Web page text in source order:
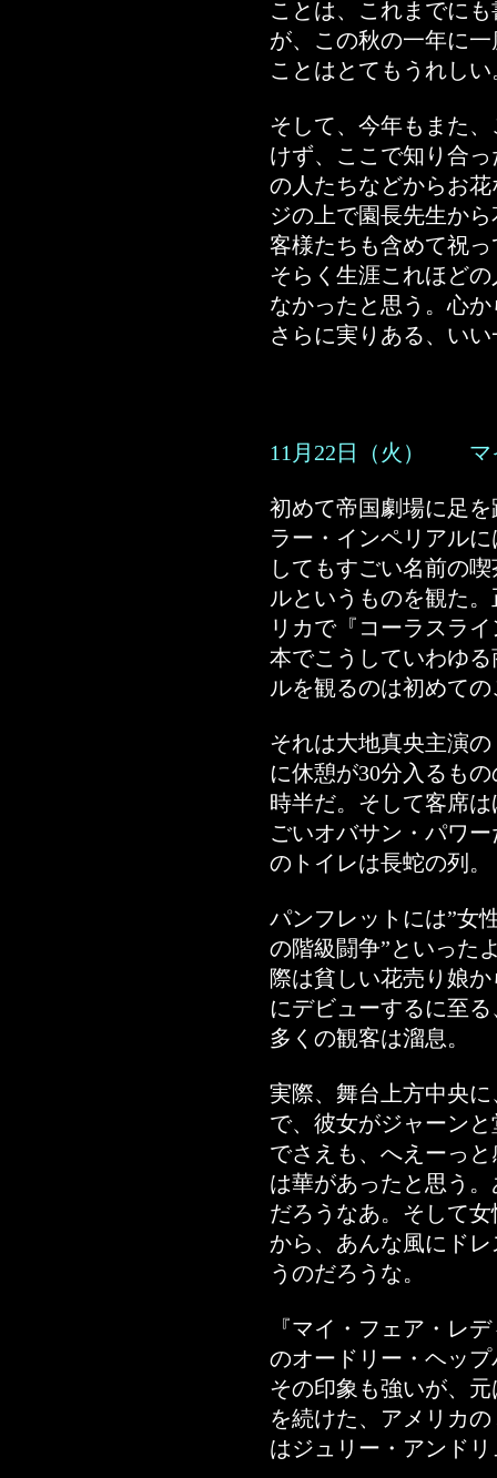
ことは、これまでに
が、この秋の一年に
ことはとてもうれしい
そして、今年もまた
けず、ここで知り合
の人たちなどからお
ジの上で園長先生か
客様たちも含めて祝
そらく生涯これほど
なかったと思う。心
さらに実りある、い
11月22日（火） マ
初めて帝国劇場に足
ラー・インペリアル
してもすごい名前の
ルというものを観た
リカで『コーラスラ
本でこうしていわゆ
ルを観るのは初めて
それは大地真央主演
に休憩が30分入るも
時半だ。そして客席
ごいオバサン・パワ
のトイレは長蛇の列。
パンフレットには”女
の階級闘争”といった
際は貧しい花売り娘
にデビューするに至
多くの観客は溜息。
実際、舞台上方中央
で、彼女がジャーン
でさえも、へえーっ
は華があったと思う
だろうなあ。そして
から、あんな風にド
うのだろうな。
『マイ・フェア・レ
のオードリー・ヘッ
その印象も強いが、
を続けた、アメリカ
はジュリー・アンド